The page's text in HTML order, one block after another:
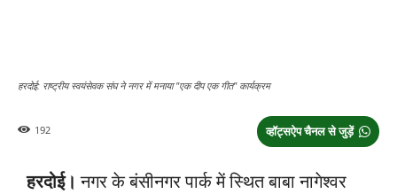
हरदोई: राष्ट्रीय स्वयंसेवक संघ ने नगर में मनाया "एक दीप एक गीत" कार्यक्रम
व्हॉट्सऐप चैनल से जुड़ें
192
हरदोई।नगर के बंसीनगर पार्क में स्थित बाबा नागेश्वर